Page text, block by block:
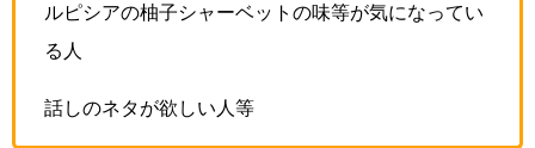
ルピシアの柚子シャーベットの味等が気になってい
る人
話しのネタが欲しい人等